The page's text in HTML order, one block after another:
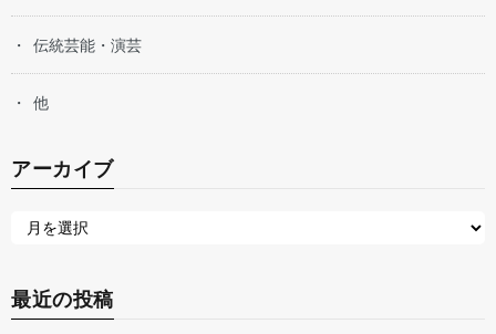
伝統芸能・演芸
他
アーカイブ
最近の投稿